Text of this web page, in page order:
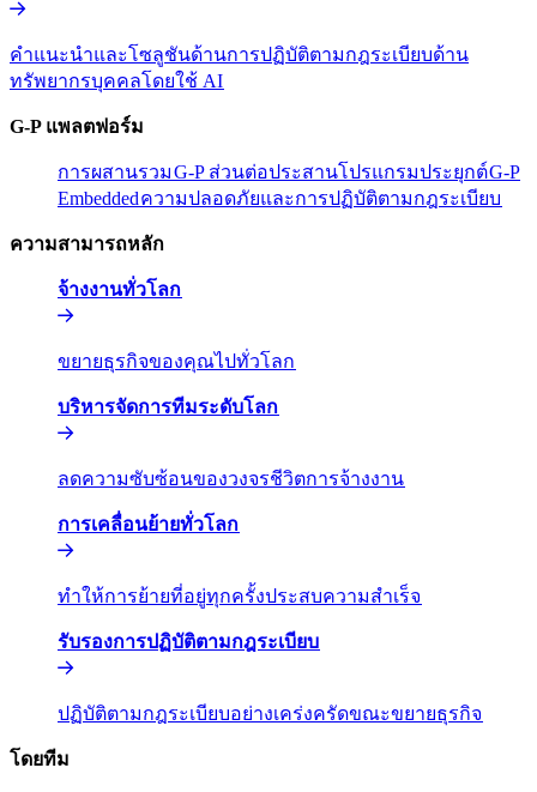
คำแนะนำและโซลูชันด้านการปฏิบัติตามกฎระเบียบด้าน
ทรัพยากรบุคคลโดยใช้ AI​​
G-P แพลตฟอร์ม​​
การผสานรวม​​G-P ส่วนต่อประสานโปรแกรมประยุกต์​​G-P
Embedded​​ความปลอดภัยและการปฏิบัติตามกฎระเบียบ​​
ความสามารถหลัก​​
จ้างงานทั่วโลก​​
ขยายธุรกิจของคุณไปทั่วโลก​​
บริหารจัดการทีมระดับโลก​​
ลดความซับซ้อนของวงจรชีวิตการจ้างงาน​​
การเคลื่อนย้ายทั่วโลก​​
ทำให้การย้ายที่อยู่ทุกครั้งประสบความสำเร็จ​​
รับรองการปฏิบัติตามกฎระเบียบ​​
ปฏิบัติตามกฎระเบียบอย่างเคร่งครัดขณะขยายธุรกิจ​​
โดยทีม​​